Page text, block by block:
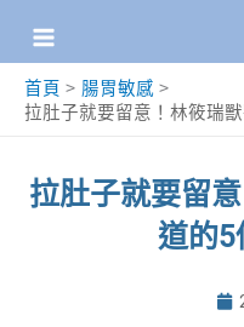
首頁
腸胃敏感
拉肚子就要留意！林筱瑞
拉肚子就要留
道的5